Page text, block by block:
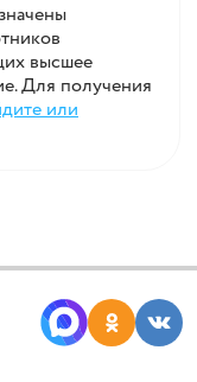
высшее
Для получения
или